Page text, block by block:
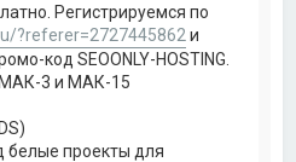
Регистрируемся по
?referer=2727445862 и
код SEOONLY-HOSTING.
МАК-3 и МАК-15
белые проекты для